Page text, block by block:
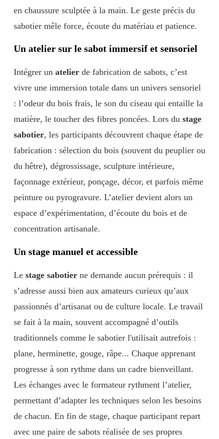
en chaussure sculptée à la main. Le geste précis du
sabotier mêle force, écoute du matériau et patience.
Un atelier sur le sabot immersif et sensoriel
Intégrer un atelier de fabrication de sabots, c’est
vivre une immersion totale dans un univers sensoriel
: l’odeur du bois frais, le son du ciseau qui entaille la
matière, le toucher des fibres poncées. Lors du stage
sabotier, les participants découvrent chaque étape de
fabrication : sélection du bois (souvent du peuplier ou
du hêtre), dégrossissage, sculpture intérieure,
façonnage extérieur, ponçage, décor, et parfois même
peinture ou pyrogravure. L’atelier devient alors un
espace d’expérimentation, d’écoute du bois et de
concentration artisanale.
Un stage manuel et accessible
Le stage sabotier ne demande aucun prérequis : il
s’adresse aussi bien aux amateurs curieux qu’aux
passionnés d’artisanat ou de culture locale. Le travail
se fait à la main, souvent accompagné d’outils
traditionnels comme le sabotier l'utilisait autrefois :
plane, herminette, gouge, râpe... Chaque apprenant
progresse à son rythme dans un cadre bienveillant.
Les échanges avec le formateur rythment l’atelier,
permettant d’adapter les techniques selon les besoins
de chacun. En fin de stage, chaque participant repart
avec une paire de sabots réalisée de ses propres